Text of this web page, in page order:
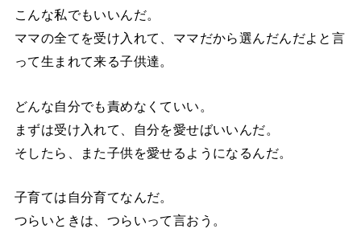
こんな私でもいいんだ。
ママの全てを受け入れて、ママだから選んだんだよと言
って生まれて来る子供達。
どんな自分でも責めなくていい。
まずは受け入れて、自分を愛せばいいんだ。
そしたら、また子供を愛せるようになるんだ。
子育ては自分育てなんだ。
つらいときは、つらいって言おう。